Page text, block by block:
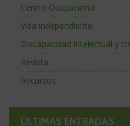
Centro Ocupacional
Vida independiente
Discapacidad intelectual y
Revista
Recursos
ÚLTIMAS ENTRADAS